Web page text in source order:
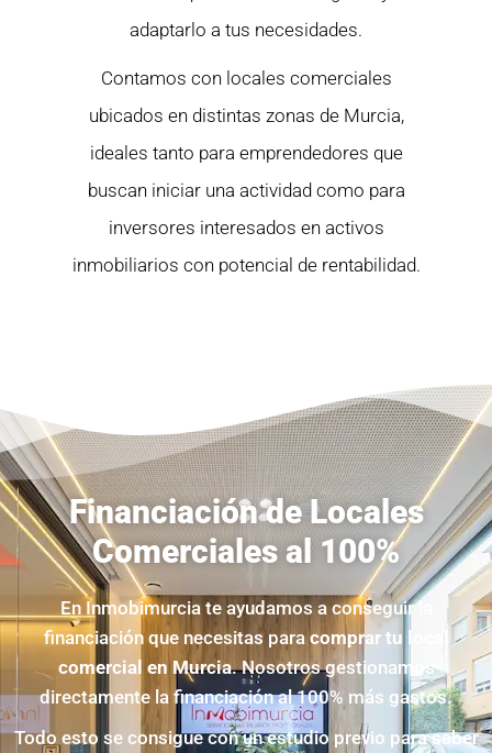
adaptarlo a tus necesidades.
Contamos con locales comerciales
ubicados en distintas zonas de Murcia,
ideales tanto para emprendedores que
buscan iniciar una actividad como para
inversores interesados en activos
inmobiliarios con potencial de rentabilidad.
Financiación de Locales
Comerciales al 100%
En Inmobimurcia te ayudamos a conseguir la
financiación que necesitas paracomprar tu local
comercial en Murcia. Nosotros gestionamos
directamente la financiación al 100% más gastos.
Todo esto se consigue con un estudio previo para saber